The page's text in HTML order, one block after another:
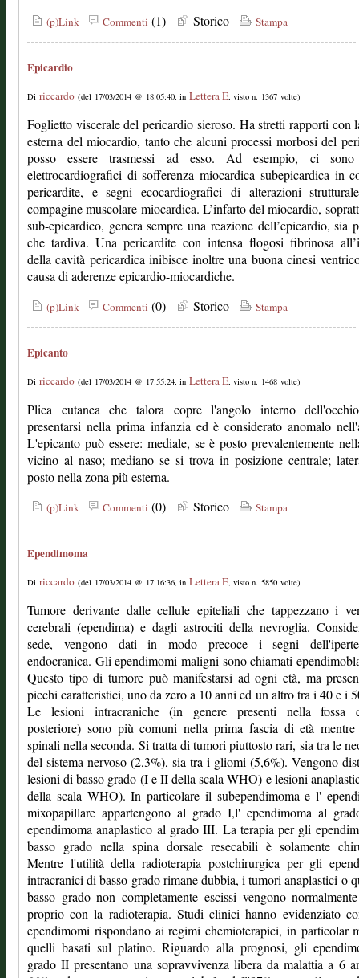
(p)Link Commenti (1) Storico Stampa
Epicardio
Di riccardo (del 17/03/2014 @ 18:05:40, in Lettera E, visto n. 1367 volte)
Foglietto viscerale del pericardio sieroso. Ha stretti rapporti con
esterna del miocardio, tanto che alcuni processi morbosi del
posso essere trasmessi ad esso. Ad esempio, ci sono
elettrocardiografici di sofferenza miocardica subepicardica in
pericardite, e segni ecocardiografici di alterazioni
compagine muscolare miocardica. L’infarto del miocardio,
sub-epicardico, genera sempre una reazione dell’epicardio, sia
che tardiva. Una pericardite con intensa flogosi fibrinosa
della cavità pericardica inibisce inoltre una buona cinesi
causa di aderenze epicardio-miocardiche.
(p)Link Commenti (0) Storico Stampa
Epicanto
Di riccardo (del 17/03/2014 @ 17:55:24, in Lettera E, visto n. 1468 volte)
Plica cutanea che talora copre l'angolo interno
presentarsi nella prima infanzia ed è considerato anomalo
L'epicanto può essere: mediale, se è posto prevalentemente
vicino al naso; mediano se si trova in posizione centrale;
posto nella zona più esterna.
(p)Link Commenti (0) Storico Stampa
Ependimoma
Di riccardo (del 17/03/2014 @ 17:16:36, in Lettera E, visto n. 5850 volte)
Tumore derivante dalle cellule epiteliali che tappezzano i
cerebrali (ependima) e dagli astrociti della nevroglia.
sede, vengono dati in modo precoce i segni
endocranica. Gli ependimomi maligni sono chiamati
Questo tipo di tumore può manifestarsi ad ogni età, ma
picchi caratteristici, uno da zero a 10 anni ed un altro tra i 40 e i
Le lesioni intracraniche (in genere presenti nella fossa
posteriore) sono più comuni nella prima fascia di età mentre
spinali nella seconda. Si tratta di tumori piuttosto rari, sia tra le
del sistema nervoso (2,3%), sia tra i gliomi (5,6%). Vengono
lesioni di basso grado (I e II della scala WHO) e lesioni
della scala WHO). In particolare il subependimoma e l'
mixopapillare appartengono al grado I,l' ependimoma al
ependimoma anaplastico al grado III. La terapia per gli
basso grado nella spina dorsale resecabili è solamente
Mentre l'utilità della radioterapia postchirurgica per gli
intracranici di basso grado rimane dubbia, i tumori anaplastici o
basso grado non completamente escissi vengono
proprio con la radioterapia. Studi clinici hanno evidenziato
ependimomi rispondano ai regimi chemioterapici, in particolar
quelli basati sul platino. Riguardo alla prognosi, gli
grado II presentano una sopravvivenza libera da malattia a 6